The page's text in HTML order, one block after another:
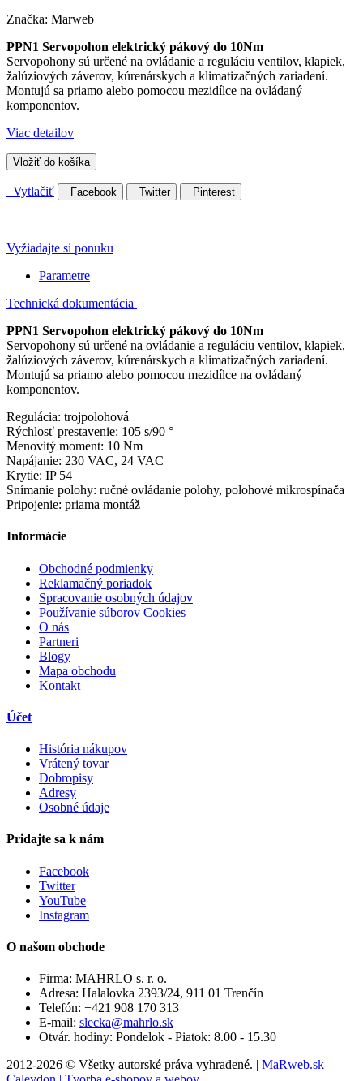
Značka: Marweb
PPN1 Servopohon elektrický pákový do 10Nm
Servopohony sú určené na ovládanie a reguláciu ventilov, klapiek,
žalúziových záverov, kúrenárskych a klimatizačných zariadení.
Montujú sa priamo alebo pomocou mezidílce na ovládaný
komponentov.
Viac detailov
Vložiť do košíka
Vytlačiť Facebook Twitter Pinterest
Vyžiadajte si ponuku
Parametre
Technická dokumentácia
PPN1 Servopohon elektrický pákový do 10Nm
Servopohony sú určené na ovládanie a reguláciu ventilov, klapiek,
žalúziových záverov, kúrenárskych a klimatizačných zariadení.
Montujú sa priamo alebo pomocou mezidílce na ovládaný
komponentov.
Regulácia: trojpolohová
Rýchlosť prestavenie: 105 s/90 °
Menovitý moment: 10 Nm
Napájanie: 230 VAC, 24 VAC
Krytie: IP 54
Snímanie polohy: ručné ovládanie polohy, polohové mikrospínača
Pripojenie: priama montáž
Informácie
Obchodné podmienky
Reklamačný poriadok
Spracovanie osobných údajov
Používanie súborov Cookies
O nás
Partneri
Blogy
Mapa obchodu
Kontakt
Účet
História nákupov
Vrátený tovar
Dobropisy
Adresy
Osobné údaje
Pridajte sa k nám
Facebook
Twitter
YouTube
Instagram
O našom obchode
Firma: MAHRLO s. r. o.
Adresa: Halalovka 2393/24, 911 01 Trenčín
Telefón: +421 908 170 313
E-mail: slecka@mahrlo.sk
Otvár. hodiny: Pondelok - Piatok: 8.00 - 15.30
2012-2026 © Všetky autorské práva vyhradené. | MaRweb.sk